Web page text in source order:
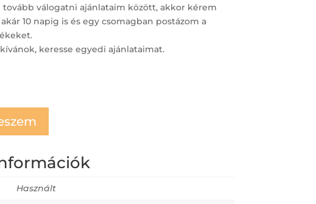
tovább válogatni ajánlataim között, akkor kérem
10 napig is és egy csomagban postázom a
keresse egyedi ajánlataimat.
Használt